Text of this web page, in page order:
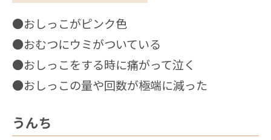
●おしっこがピンク色
●おむつにウミがついている
●おしっこをする時に痛がって泣く
●おしっこの量や回数が極端に減った
うんち